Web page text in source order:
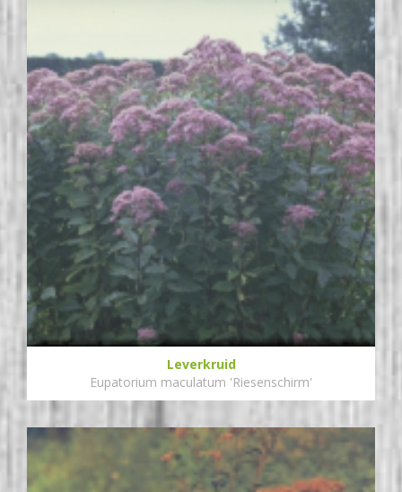
Leverkruid
Eupatorium maculatum 'Riesenschirm'